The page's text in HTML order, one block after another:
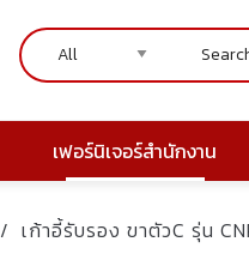
เฟอร์นิเจอร์สำนักงาน
/ เก้าอี้รับรอง ขาตัวC รุ่น